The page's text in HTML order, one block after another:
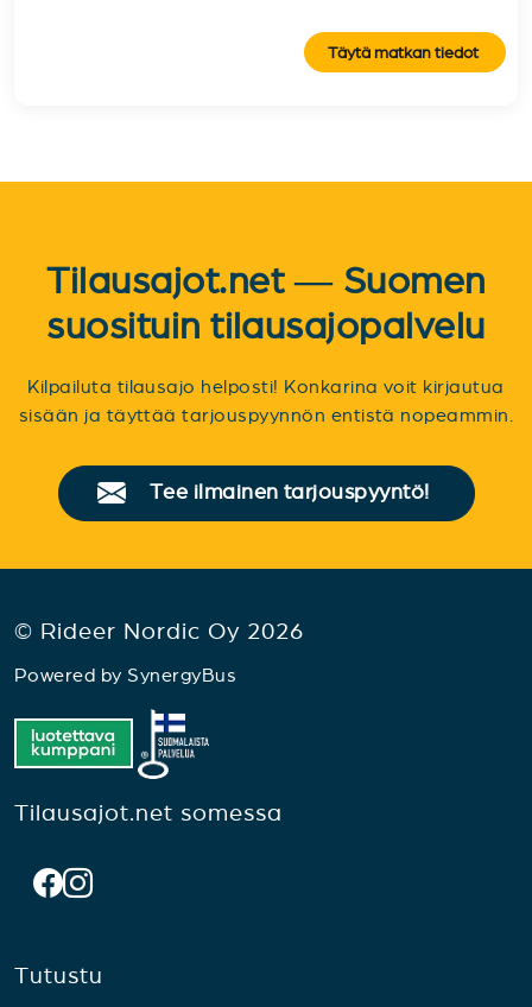
Täytä matkan tiedot
Tilausajot.net — Suomen
suosituin tilausajopalvelu
Kilpailuta tilausajo helposti! Konkarina voit kirjautua
sisään ja täyttää tarjouspyynnön entistä nopeammin.
Tee ilmainen tarjouspyyntö!
© Rideer Nordic Oy 2026
Powered by SynergyBus
Tilausajot.net somessa
Tutustu